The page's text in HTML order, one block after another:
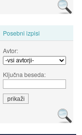
Posebni izpisi
Avtor:
Ključna beseda: